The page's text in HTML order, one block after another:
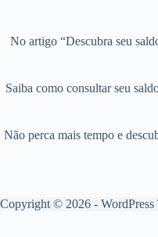
No artigo “Descubra seu
Saiba como consultar seu
Não perca mais tempo e
Copyright © 2026 - WordPress